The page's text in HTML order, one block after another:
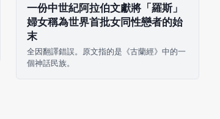
一份中世紀阿拉伯文獻將「羅斯」
婦女稱為世界首批女同性戀者的始
末
全因翻譯錯誤。原文指的是《古蘭經》中的一
個神話民族。